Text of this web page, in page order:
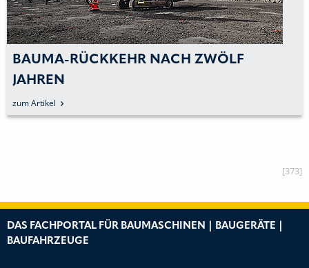
WERKZEUGSYSTEME CT 55
[373]
DAS FACHPORTAL FÜR BAUMASCHINEN | BAUGERÄTE |
BAUFAHRZEUGE